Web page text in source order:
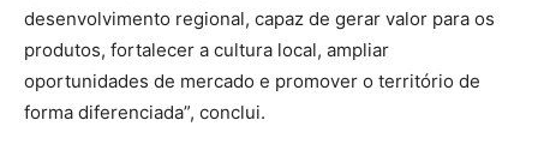
desenvolvimento regional, capaz de gerar valor para os
produtos, fortalecer a cultura local, ampliar
oportunidades de mercado e promover o território de
forma diferenciada”, conclui.